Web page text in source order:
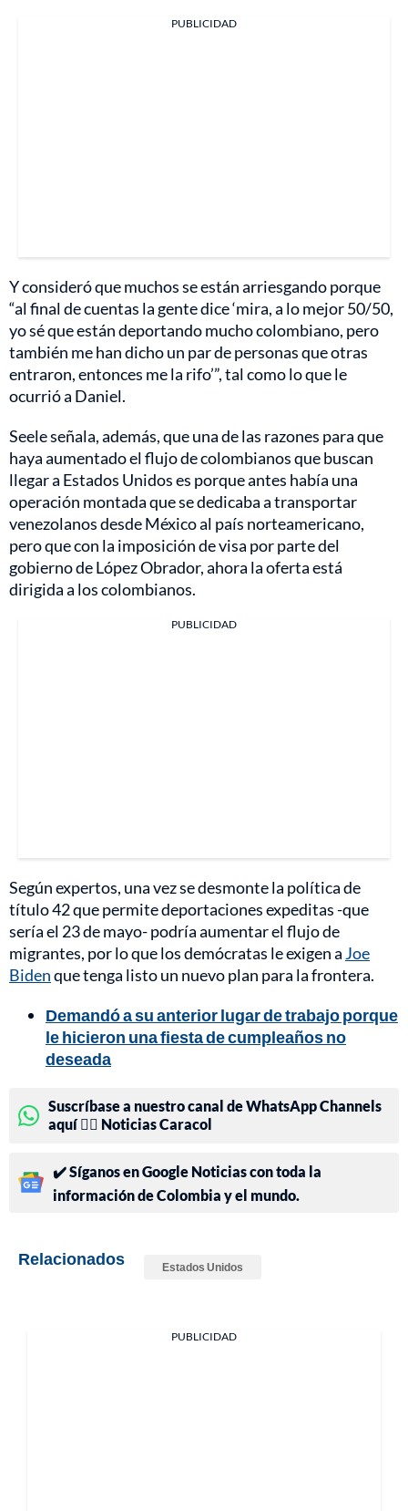
PUBLICIDAD
Y consideró que muchos se están arriesgando porque
“al final de cuentas la gente dice ‘mira, a lo mejor 50/50,
yo sé que están deportando mucho colombiano, pero
también me han dicho un par de personas que otras
entraron, entonces me la rifo’”, tal como lo que le
ocurrió a Daniel.
Seele señala, además, que una de las razones para que
haya aumentado el flujo de colombianos que buscan
llegar a Estados Unidos es porque antes había una
operación montada que se dedicaba a transportar
venezolanos desde México al país norteamericano,
pero que con la imposición de visa por parte del
gobierno de López Obrador, ahora la oferta está
dirigida a los colombianos.
PUBLICIDAD
Según expertos, una vez se desmonte la política de
título 42 que permite deportaciones expeditas -que
sería el 23 de mayo- podría aumentar el flujo de
migrantes, por lo que los demócratas le exigen a Joe
Bidenque tenga listo un nuevo plan para la frontera.
Demandó a su anterior lugar de trabajo porque
le hicieron una fiesta de cumpleaños no
deseada
Suscríbase a nuestro canal de WhatsApp Channels
aquí 👉🏻 Noticias Caracol
✔️ Síganos en Google Noticias con toda la
información de Colombia y el mundo.
Relacionados Estados Unidos
PUBLICIDAD